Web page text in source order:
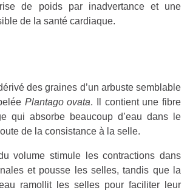
de poids par inadvertance et une
de la santé cardiaque.
des graines d’un arbuste semblable
Plantago ovata. Il contient une fibre
qui absorbe beaucoup d’eau dans le
de la consistance à la selle.
du volume stimule les contractions dans
et pousse les selles, tandis que la
ramollit les selles pour faciliter leur